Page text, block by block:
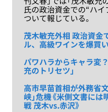
氏の政治資金での“ハ
ついて報じている。
茂木敏充外相 政治資金
ル、高級ワインを爆買
パワハラからキャラ変
充のトリセツ」
高市早苗首相が外務省
峡」危機《米側文書には
戦 茂木vs.赤沢》